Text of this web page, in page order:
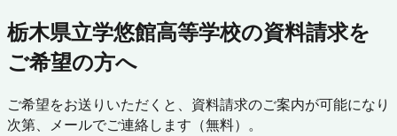
栃木県立学悠館高等学校の資料請求を
ご希望の方へ
ご希望をお送りいただくと、資料請求のご案内が可能になり
次第、メールでご連絡します（無料）。